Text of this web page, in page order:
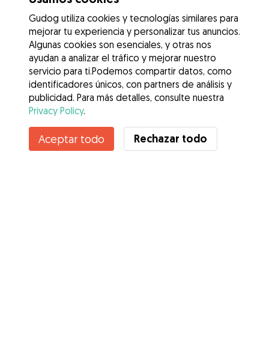
Gudog utiliza cookies y tecnologías similares para
mejorar tu experiencia y personalizar tus anuncios.
Algunas cookies son esenciales, y otras nos
ayudan a analizar el tráfico y mejorar nuestro
servicio para ti.Podemos compartir datos, como
identificadores únicos, con partners de análisis y
publicidad. Para más detalles, consulte nuestra
Privacy Policy.
Aceptar todo Rechazar todo